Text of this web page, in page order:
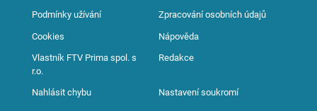
Podmínky užívání Zpracování osobních údajů
Cookies Nápověda
Vlastník FTV Prima spol. s
r.o.
Redakce
Nahlásit chybu Nastavení soukromí